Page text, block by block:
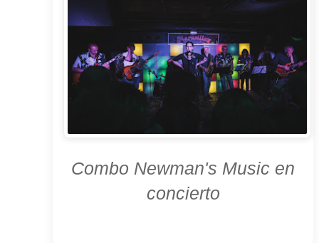
Combo Newman's Music en
concierto